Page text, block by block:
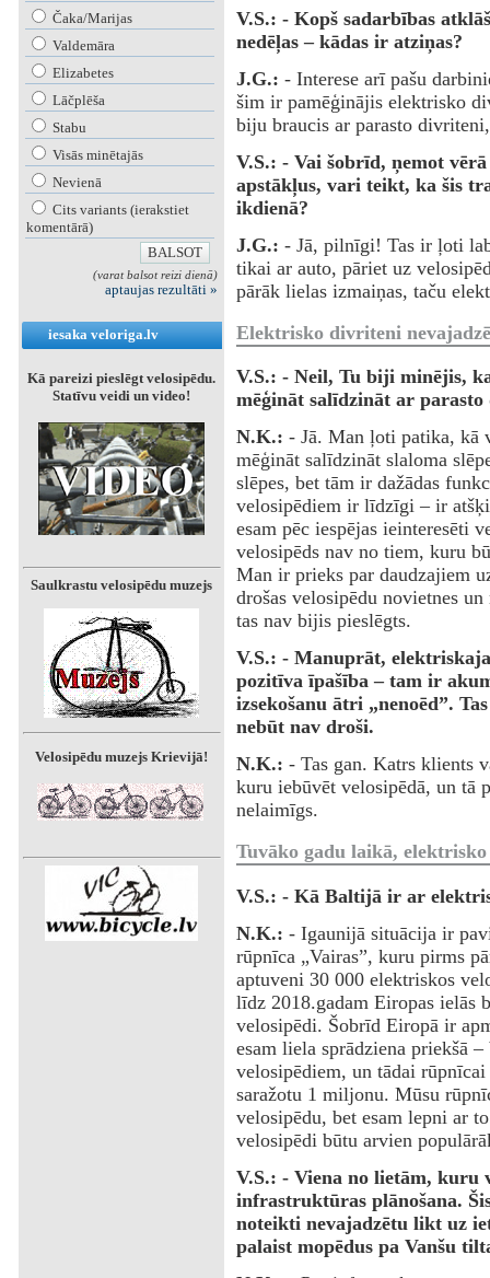
Čaka/Marijas
Valdemāra
Elizabetes
Lāčplēša
Stabu
Visās minētajās
Nevienā
Cits variants (ierakstiet
komentārā)
(varat balsot reizi dienā)
aptaujas rezultāti »
iesaka veloriga.lv
Kā pareizi pieslēgt velosipēdu.
Statīvu veidi un video!
Saulkrastu velosipēdu muzejs
Velosipēdu muzejs Krievijā!
V.S.: - Kopš sadarbības
nedēļas – kādas ir atziņas?
J.G.: - Interese arī pašu
šim ir pamēģinājis elektrisko
biju braucis ar parasto
V.S.: - Vai šobrīd, ņemot
apstākļus, vari teikt, ka šis
ikdienā?
J.G.: - Jā, pilnīgi! Tas ir ļoti
tikai ar auto, pāriet uz
pārāk lielas izmaiņas, taču
Elektrisko divriteni
V.S.: - Neil, Tu biji minējis,
mēģināt salīdzināt ar
N.K.: - Jā. Man ļoti patika, kā
mēģināt salīdzināt slaloma
slēpes, bet tām ir dažādas
velosipēdiem ir līdzīgi – ir
esam pēc iespējas ieinteresēti
velosipēds nav no tiem, kuru
Man ir prieks par daudzajiem
drošas velosipēdu novietnes
tas nav bijis pieslēgts.
V.S.: - Manuprāt,
pozitīva īpašība – tam ir
izsekošanu ātri „nenoēd”.
nebūt nav droši.
N.K.: - Tas gan. Katrs klients
kuru iebūvēt velosipēdā, un tā
nelaimīgs.
Tuvāko gadu laikā,
V.S.: - Kā Baltijā ir ar
N.K.: - Igaunijā situācija ir
rūpnīca „Vairas”, kuru pirms
aptuveni 30 000 elektriskos
līdz 2018.gadam Eiropas ielās
velosipēdi. Šobrīd Eiropā ir
esam liela sprādziena priekšā
velosipēdiem, un tādai
saražotu 1 miljonu. Mūsu
velosipēdu, bet esam lepni ar
velosipēdi būtu arvien
V.S.: - Viena no lietām, kuru
infrastruktūras plānošana.
noteikti nevajadzētu likt uz
palaist mopēdus pa Vanšu